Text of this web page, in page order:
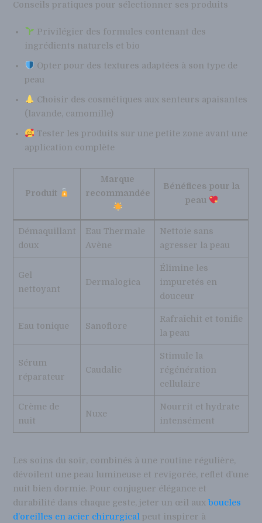
Conseils pratiques pour sélectionner ses produits
Privilégier des formules contenant des
ingrédients naturels et bio
Opter pour des textures adaptées à son type de
peau
Choisir des cosmétiques aux senteurs apaisantes
(lavande, camomille)
Tester les produits sur une petite zone avant une
application complète
Produit
Marque
recommandée
Bénéfices pour la
peau
Démaquillant
doux
Eau Thermale
Avène
Nettoie sans
agresser la peau
Gel
nettoyant
Dermalogica
Élimine les
impuretés en
douceur
Eau tonique Sanoflore
Rafraîchit et tonifie
la peau
Sérum
réparateur
Caudalie
Stimule la
régénération
cellulaire
Crème de
nuit
Nuxe
Nourrit et hydrate
intensément
Les soins du soir, combinés à une routine régulière,
dévoilent une peau lumineuse et revigorée, reflet d’une
nuit bien dormie. Pour conjuguer élégance et
durabilité dans chaque geste, jeter un œil auxboucles
d’oreilles en acier chirurgical peut inspirer à